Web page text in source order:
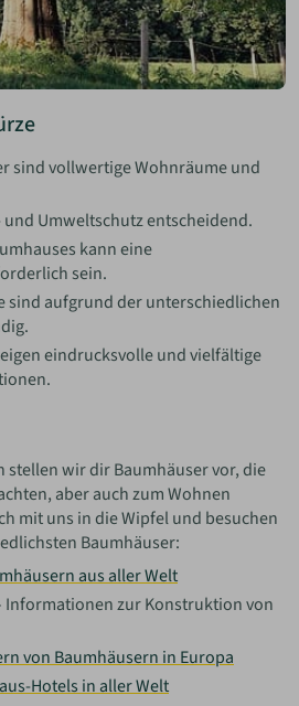
sind vollwertige Wohnräume und
und Umweltschutz entscheidend.
kann eine
sein.
sind aufgrund der unterschiedlichen
eindrucksvolle und vielfältige
stellen wir dir Baumhäuser vor, die
aber auch zum Wohnen
mit uns in die Wipfel und besuchen
Baumhäuser:
aus aller Welt
Informationen zur Konstruktion von
von Baumhäusern in Europa
Hotels in aller Welt